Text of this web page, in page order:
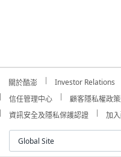
關於酷澎 Investor Relations
信任管理中心
顧客隱私權政
資訊安全及隱私保護認證
加
Global Site